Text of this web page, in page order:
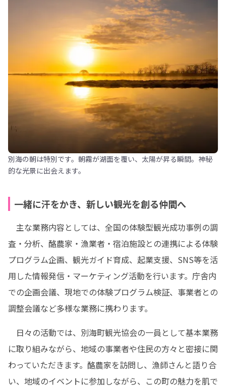
別海の朝は特別です。朝霧が湖面を覆い、太陽が昇る瞬間。神秘
的な光景に出会えます。
一緒に汗をかき、新しい観光を創る仲間へ
主な業務内容としては、全国の体験型観光成功事例の調
査・分析、酪農家・漁業者・宿泊施設との連携による体験
プログラム企画、観光ガイド育成、起業支援、SNS等を活
用した情報発信・マーケティング活動を行います。庁舎内
での企画会議、現地での体験プログラム検証、事業者との
調整会議など多様な業務に携わります。
日々の活動では、別海町観光協会の一員として基本業務
に取り組みながら、地域の事業者や住民の方々と密接に関
わっていただきます。酪農家を訪問し、漁師さんと語り合
い、地域のイベントに参加しながら、この町の魅力を肌で